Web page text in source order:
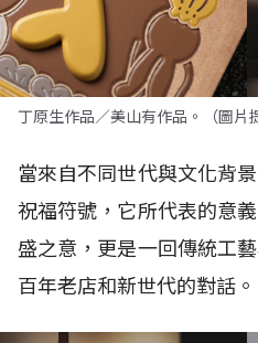
丁原生作品／美山有作品。（圖片
當來自不同世代與文化背
祝福符號，它所代表的意
盛之意，更是一回傳統工
百年老店和新世代的對話。